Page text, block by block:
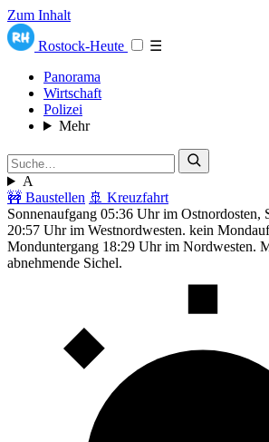
Zum Inhalt
Rostock-Heute
☰
Panorama
Wirtschaft
Polizei
Mehr
A
🚧 Baustellen 🚢 Kreuzfahrt
Sonnenaufgang 05:36 Uhr im Ostnordosten,
20:57 Uhr im Westnordwesten. kein
Monduntergang 18:29 Uhr im Nordwesten.
abnehmende Sichel.